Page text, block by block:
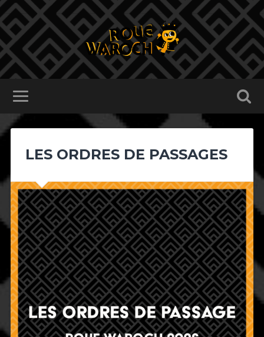
LES ORDRES DE PASSAGES